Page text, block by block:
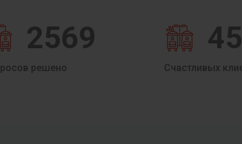
2569
решено Счастливых